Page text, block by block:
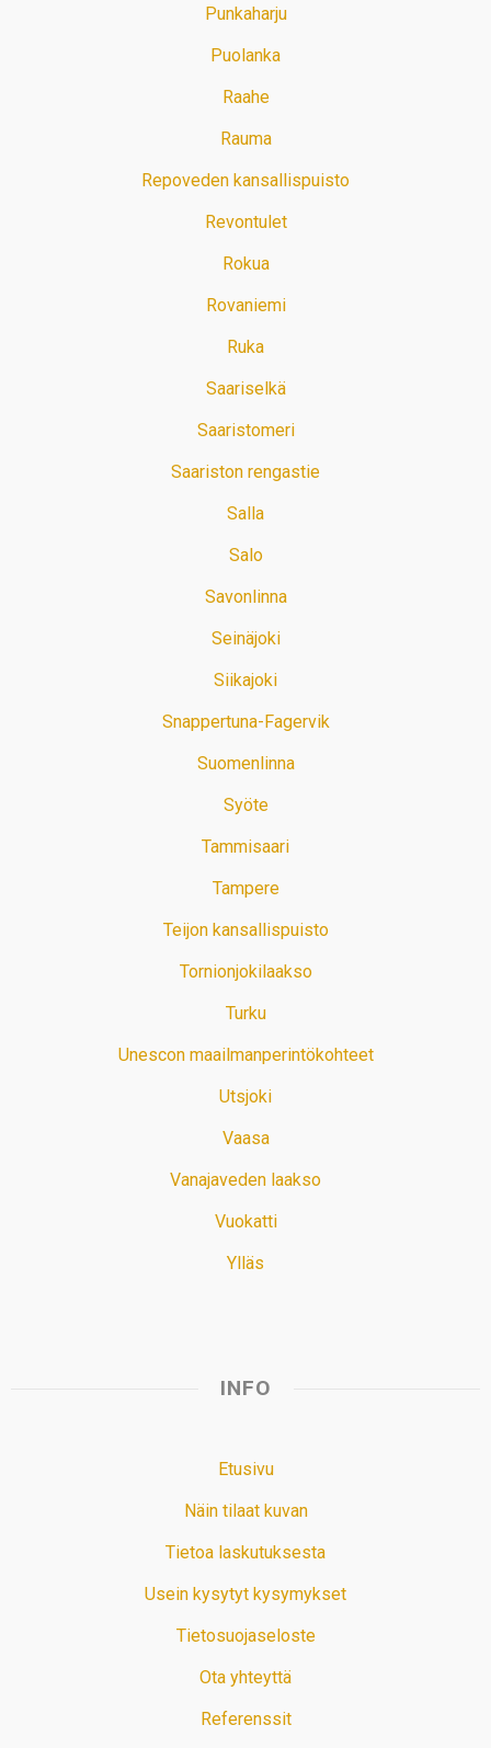
Punkaharju
Puolanka
Raahe
Rauma
Repoveden kansallispuisto
Revontulet
Rokua
Rovaniemi
Ruka
Saariselkä
Saaristomeri
Saariston rengastie
Salla
Salo
Savonlinna
Seinäjoki
Siikajoki
Snappertuna-Fagervik
Suomenlinna
Syöte
Tammisaari
Tampere
Teijon kansallispuisto
Tornionjokilaakso
Turku
Unescon maailmanperintökohteet
Utsjoki
Vaasa
Vanajaveden laakso
Vuokatti
Ylläs
INFO
Etusivu
Näin tilaat kuvan
Tietoa laskutuksesta
Usein kysytyt kysymykset
Tietosuojaseloste
Ota yhteyttä
Referenssit